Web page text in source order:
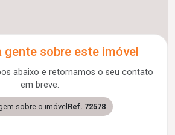
gente sobre este imóvel
abaixo e retornamos o seu contato
em breve.
sobre o imóvelRef. 72578